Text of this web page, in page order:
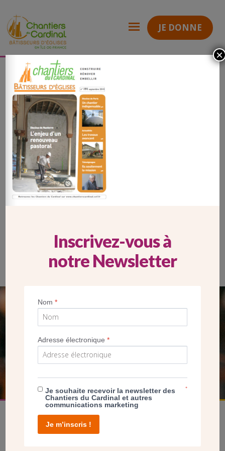
JE DONNE
Chantiers
du
Cardinal
Revue n°191 – septembre 2010
UNE REVUE 191
SEUL VOTRE DON
NOUS PERMET D’AGIR
FAIRE UN DON
Inscrivez-vous à
notre Newsletter
Nom*
Adresse électronique*
Je souhaite recevoir la newsletter des
Chantiers du Cardinal et autres
communications marketing
*
Je m’inscris !
×